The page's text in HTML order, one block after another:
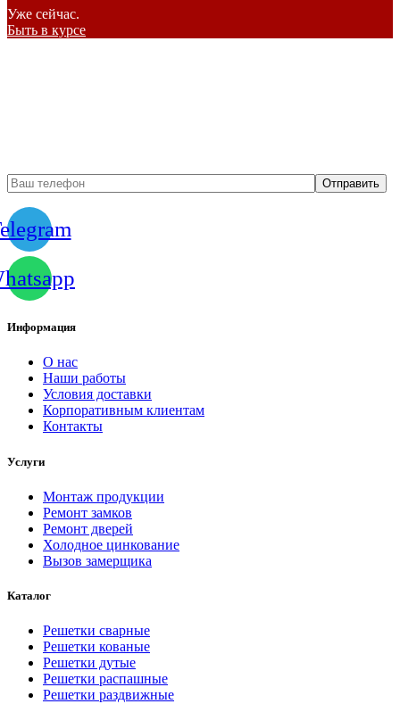
Уже сейчас.
Быть в курсе
Информация
О нас
Наши работы
Условия доставки
Корпоративным клиентам
Контакты
Услуги
Монтаж продукции
Ремонт замков
Ремонт дверей
Холодное цинкование
Вызов замерщика
Каталог
Решетки сварные
Решетки кованые
Решетки дутые
Решетки распашные
Решетки раздвижные